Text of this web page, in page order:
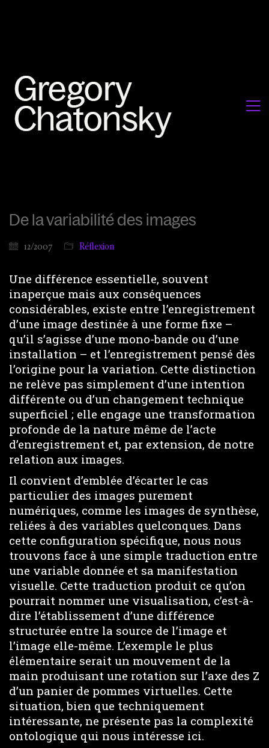
De la variabilité des images
12/2007 Réflexion
Une différence essentielle, souvent
inaperçue mais aux conséquences
considérables, existe entre l’enregistrement
d’une image destinée à une forme fixe –
qu’il s’agisse d’une mono-bande ou d’une
installation – et l’enregistrement pensé dès
l’origine pour la variation. Cette distinction
ne relève pas simplement d’une intention
différente ou d’un changement technique
superficiel ; elle engage une transformation
profonde de la nature même de l’acte
d’enregistrement et, par extension, de notre
relation aux images.
Il convient d’emblée d’écarter le cas
particulier des images purement
numériques, comme les images de synthèse,
reliées à des variables quelconques. Dans
cette configuration spécifique, nous nous
trouvons face à une simple traduction entre
une variable donnée et sa manifestation
visuelle. Cette traduction produit ce qu’on
pourrait nommer une visualisation, c’est-à-
dire l’établissement d’une différence
structurée entre la source de l’image et
l’image elle-même. L’exemple le plus
élémentaire serait un mouvement de la
main produisant une rotation sur l’axe des Z
d’un panier de pommes virtuelles. Cette
situation, bien que techniquement
intéressante, ne présente pas la complexité
ontologique qui nous intéresse ici.